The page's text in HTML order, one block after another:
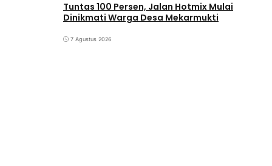
Tuntas 100 Persen, Jalan Hotmix Mulai
Dinikmati Warga Desa Mekarmukti
7 Agustus 2026